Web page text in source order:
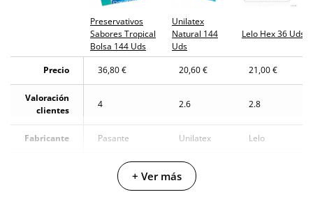
Preservativos
Sabores Tropical
Bolsa 144 Uds
Unilatex
Natural 144
Uds
Lelo Hex 36 Uds
Precio 36,80 € 20,60 € 21,00 €
Valoración
clientes
4 2.6 2.8
Fabricante Pasante Unilatex Lelo
Transparente -
Latex
+ Ver más